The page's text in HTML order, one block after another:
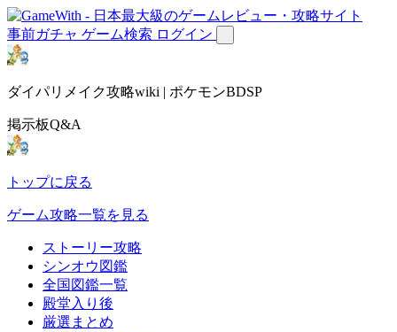
事前ガチャ ゲーム検索 ログイン
ダイパリメイク攻略wiki | ポケモンBDSP
掲示板Q&A
トップに戻る
ゲーム攻略一覧を見る
ストーリー攻略
シンオウ図鑑
全国図鑑一覧
殿堂入り後
厳選まとめ